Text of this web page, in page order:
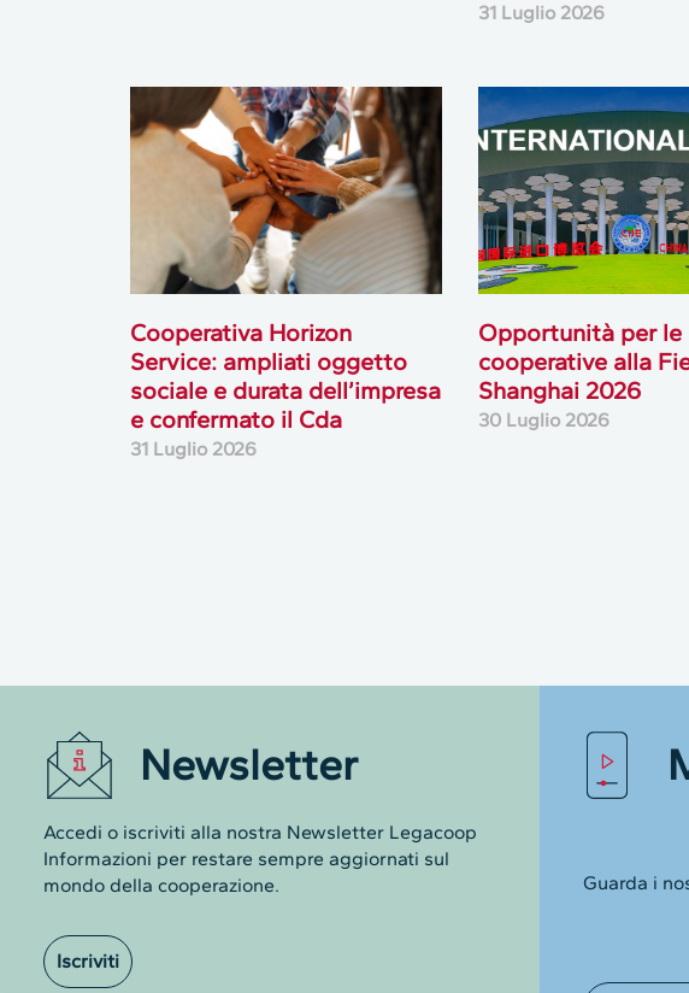
31 Luglio 2026
Cooperativa Horizon
Service: ampliati oggetto
sociale e durata dell’impresa
e confermato il Cda
31 Luglio 2026
Opportunità per le
cooperative alla
Shanghai 2026
30 Luglio 2026
Newsletter
Accedi o iscriviti alla nostra Newsletter Legacoop
Informazioni per restare sempre aggiornati sul
mondo della cooperazione.
Iscriviti
Guarda i
Questo sito web raccoglie alcuni
visitatori e utenti